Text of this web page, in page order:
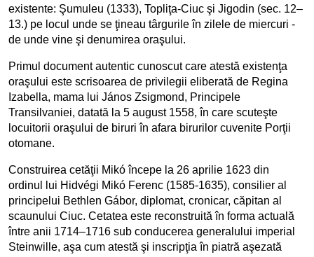
existente: Şumuleu (1333), Topliţa-Ciuc şi Jigodin (sec. 12–
13.) pe locul unde se ţineau târgurile în zilele de miercuri -
de unde vine şi denumirea oraşului.
Primul document autentic cunoscut care atestă existenţa
oraşului este scrisoarea de privilegii eliberată de Regina
Izabella, mama lui János Zsigmond, Principele
Transilvaniei, datată la 5 august 1558, în care scuteşte
locuitorii oraşului de biruri în afara birurilor cuvenite Porţii
otomane.
Construirea cetăţii Mikó începe la 26 aprilie 1623 din
ordinul lui Hidvégi Mikó Ferenc (1585-1635), consilier al
principelui Bethlen Gábor, diplomat, cronicar, căpitan al
scaunului Ciuc. Cetatea este reconstruită în forma actuală
între anii 1714–1716 sub conducerea generalului imperial
Steinwille, aşa cum atestă şi inscripţia în piatră aşezată